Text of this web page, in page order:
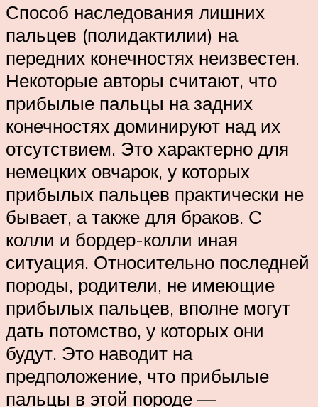
Способ наследования лишних
пальцев (полидактилии) на
передних конечностях неизвестен.
Некоторые авторы считают, что
прибылые пальцы на задних
конечностях доминируют над их
отсутствием. Это характерно для
немецких овчарок, у которых
прибылых пальцев практически не
бывает, а также для браков. С
колли и бордер-колли иная
ситуация. Относительно последней
породы, родители, не имеющие
прибылых пальцев, вполне могут
дать потомство, у которых они
будут. Это наводит на
предположение, что прибылые
пальцы в этой породе —